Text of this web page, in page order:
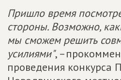
Пришло время
стороны. Возможно,
мы сможем решить
усилиями",
проведения конкурса